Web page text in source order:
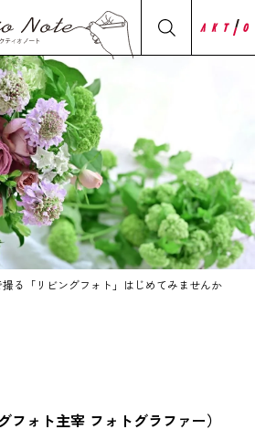
撮る「リビングフォト」はじめてみませんか
フォト主宰 フォトグラファー）